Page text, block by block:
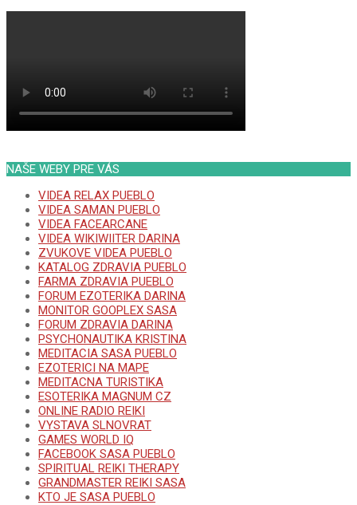
NAŠE WEBY PRE VÁS
VIDEA RELAX PUEBLO
VIDEA SAMAN PUEBLO
VIDEA FACEARCANE
VIDEA WIKIWIITER DARINA
ZVUKOVE VIDEA PUEBLO
KATALOG ZDRAVIA PUEBLO
FARMA ZDRAVIA PUEBLO
FORUM EZOTERIKA DARINA
MONITOR GOOPLEX SASA
FORUM ZDRAVIA DARINA
PSYCHONAUTIKA KRISTINA
MEDITACIA SASA PUEBLO
EZOTERICI NA MAPE
MEDITACNA TURISTIKA
ESOTERIKA MAGNUM CZ
ONLINE RADIO REIKI
VYSTAVA SLNOVRAT
GAMES WORLD IQ
FACEBOOK SASA PUEBLO
SPIRITUAL REIKI THERAPY
GRANDMASTER REIKI SASA
KTO JE SASA PUEBLO